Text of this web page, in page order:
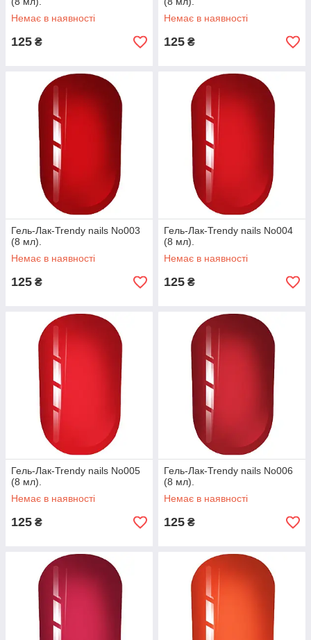
Немає в наявності
125 ₴
Немає в наявності
125 ₴
Гель-Лак-Trendy nails No003
(8 мл).
Немає в наявності
125 ₴
Гель-Лак-Trendy nails No004
(8 мл).
Немає в наявності
125 ₴
Гель-Лак-Trendy nails No005
(8 мл).
Немає в наявності
125 ₴
Гель-Лак-Trendy nails No006
(8 мл).
Немає в наявності
125 ₴